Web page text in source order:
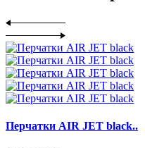
Перчатки AIR JET black..